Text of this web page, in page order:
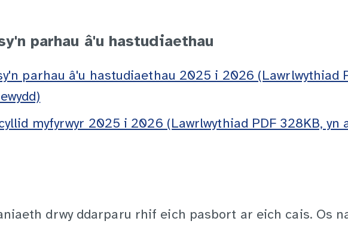
parhau â'u hastudiaethau
parhau â'u hastudiaethau 2025 i 2026 (Lawrlwythiad
myfyrwyr 2025 i 2026 (Lawrlwythiad PDF 328KB, yn
drwy ddarparu rhif eich pasbort ar eich cais. Os